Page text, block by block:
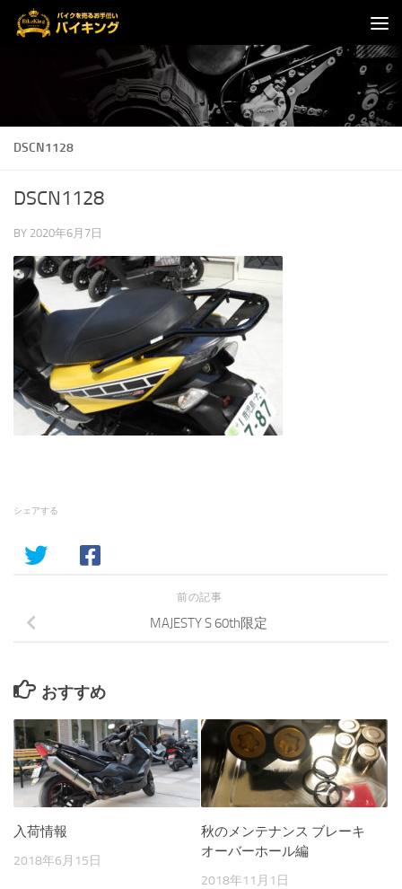
コンテンツへスキップ
DSCN1128
DSCN1128
BY 2020年6月7日
シェアする
前の記事
MAJESTY S 60th限定
おすすめ
入荷情報
2018年6月15日
秋のメンテナンス ブレーキ
オーバーホール編
2018年11月1日